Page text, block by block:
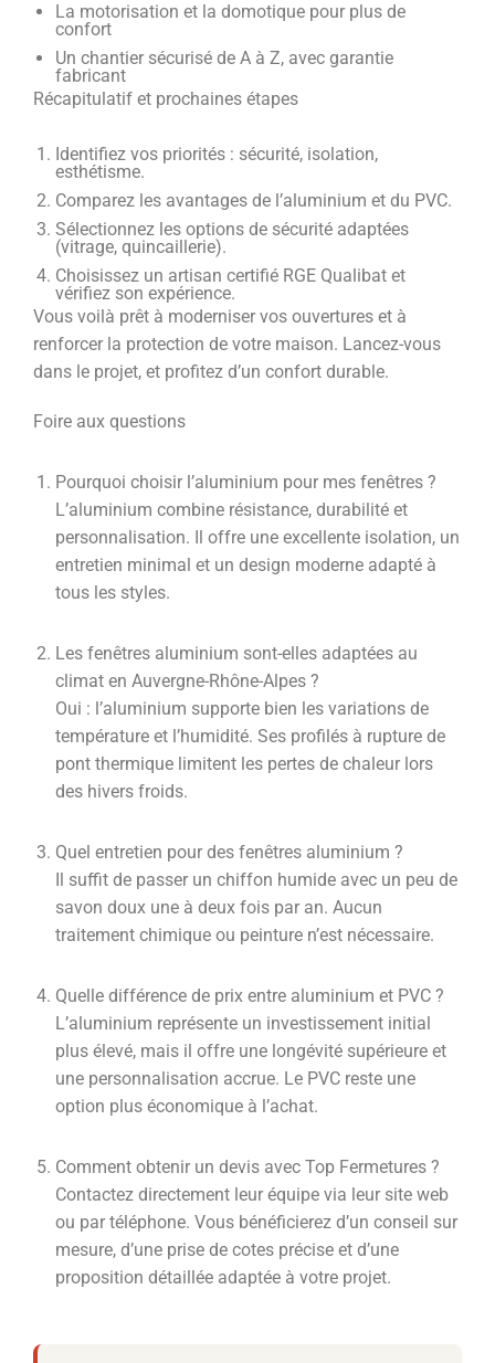
La motorisation et la domotique pour plus de
confort
Un chantier sécurisé de A à Z, avec garantie
fabricant
Récapitulatif et prochaines étapes
Identifiez vos priorités : sécurité, isolation,
esthétisme.
Comparez les avantages de l’aluminium et du PVC.
Sélectionnez les options de sécurité adaptées
(vitrage, quincaillerie).
Choisissez un artisan certifié RGE Qualibat et
vérifiez son expérience.
Vous voilà prêt à moderniser vos ouvertures et à
renforcer la protection de votre maison. Lancez-vous
dans le projet, et profitez d’un confort durable.
Foire aux questions
Pourquoi choisir l’aluminium pour mes fenêtres ?
L’aluminium combine résistance, durabilité et
personnalisation. Il offre une excellente isolation, un
entretien minimal et un design moderne adapté à
tous les styles.
Les fenêtres aluminium sont-elles adaptées au
climat en Auvergne-Rhône-Alpes ?
Oui : l’aluminium supporte bien les variations de
température et l’humidité. Ses profilés à rupture de
pont thermique limitent les pertes de chaleur lors
des hivers froids.
Quel entretien pour des fenêtres aluminium ?
Il suffit de passer un chiffon humide avec un peu de
savon doux une à deux fois par an. Aucun
traitement chimique ou peinture n’est nécessaire.
Quelle différence de prix entre aluminium et PVC ?
L’aluminium représente un investissement initial
plus élevé, mais il offre une longévité supérieure et
une personnalisation accrue. Le PVC reste une
option plus économique à l’achat.
Comment obtenir un devis avec Top Fermetures ?
Contactez directement leur équipe via leur site web
ou par téléphone. Vous bénéficierez d’un conseil sur
mesure, d’une prise de cotes précise et d’une
proposition détaillée adaptée à votre projet.